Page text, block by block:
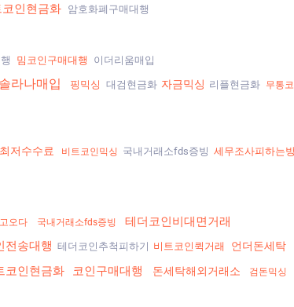
코인현금화 암호화폐구매대행
밈코인구매대행 이더리움매입
솔라나매입 핑믹싱 대검현금화 자금믹싱 리플현금화 무통
저수수료 비트코인믹싱 국내거래소fds증빙 세무조사피하는
오다 국내거래소fds증빙 테더코인비대면거래
전송대행 테더코인추척피하기 비트코인퀵거래 언더돈세탁
코인현금화 코인구매대행 돈세탁해외거래소 검돈믹싱